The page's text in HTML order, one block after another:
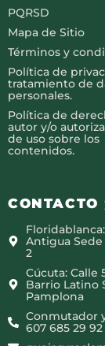
PQRSD
Mapa de Sitio
Términos y
Política de
tratamiento de
personales.
Política de
autor y/o
de uso sobre los
contenidos.
CONTACTO
Antigua
2
Cúcuta: Calle
Barrio Latino
Pamplona
Conmutador
607 685 29